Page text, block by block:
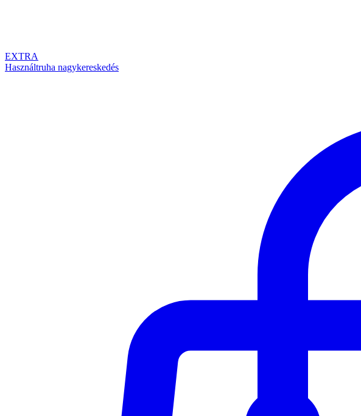
EXTRA
Használtruha nagykereskedés